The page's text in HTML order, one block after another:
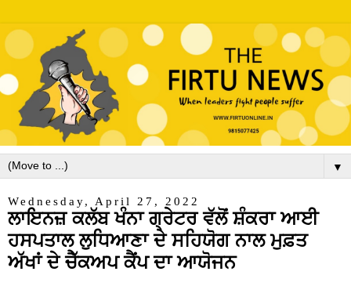
▼
Wednesday, April 27, 2022
ਲਾਇਨਜ਼ ਕਲੱਬ ਖੰਨਾ ਗ੍ਰੇਟਰ ਵੱਲੋਂ ਸ਼ੰਕਰਾ ਆਈ
ਹਸਪਤਾਲ ਲੁਧਿਆਣਾ ਦੇ ਸਹਿਯੋਗ ਨਾਲ ਮੁਫ਼ਤ
ਅੱਖਾਂ ਦੇ ਚੈੱਕਅਪ ਕੈਂਪ ਦਾ ਆਯੋਜਨ